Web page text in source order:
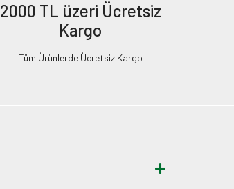
2000 TL üzeri Ücretsiz
Kargo
Tüm Ürünlerde Ücretsiz Kargo